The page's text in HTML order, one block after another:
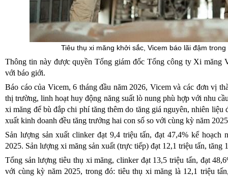
Tiêu thụ xi măng khởi sắc, Vicem báo lãi đậm
Thông tin này được quyền Tổng giám đốc Tổng công ty Xi
với báo giới.
Báo cáo của Vicem, 6 tháng đầu năm 2026, Vicem và các đơn vị
thị trường, linh hoạt huy động năng suất lò nung phù hợp với nhu
xi măng để bù đắp chi phí tăng thêm do tăng giá nguyên, nhiên liệu
xuất kinh doanh đều tăng trưởng hai con số so với cùng kỳ năm
Sản lượng sản xuất clinker đạt 9,4 triệu tấn, đạt 47,4% kế hoạch
2025. Sản lượng xi măng sản xuất (trực tiếp) đạt 12,1 triệu tấn, tăng
Tổng sản lượng tiêu thụ xi măng, clinker đạt 13,5 triệu tấn, đạt
với cùng kỳ năm 2025, trong đó: tiêu thụ xi măng là 12,1 triệu